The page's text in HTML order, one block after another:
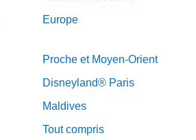
Europe
Proche et Moyen-Orient
Disneyland® Paris
Maldives
Tout compris